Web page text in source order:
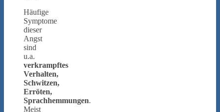
Häufige
Symptome
dieser
Angst
sind
u.a.
verkrampftes
Verhalten,
Schwitzen,
Erröten,
Sprachhemmungen.
Meist